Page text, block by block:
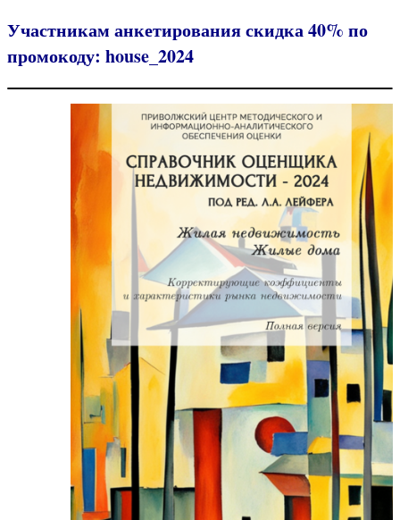
Участникам анкетирования скидка 40% по
промокоду: house_2024